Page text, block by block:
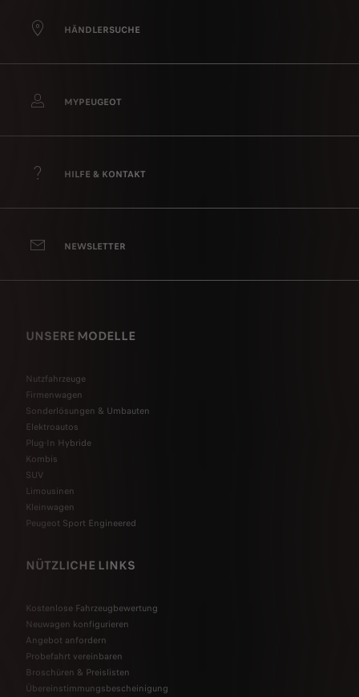
HÄNDLERSUCHE
MYPEUGEOT
HILFE & KONTAKT
NEWSLETTER
UNSERE MODELLE
Nutzfahrzeuge
Firmenwagen
Sonderlösungen & Umbauten
Elektroautos
Plug-In Hybride
Kombis
SUV
Limousinen
Kleinwagen
Peugeot Sport Engineered
NÜTZLICHE LINKS
Kostenlose Fahrzeugbewertung
Neuwagen konfigurieren
Angebot anfordern
Probefahrt vereinbaren
Broschüren & Preislisten
Übereinstimmungsbescheinigung